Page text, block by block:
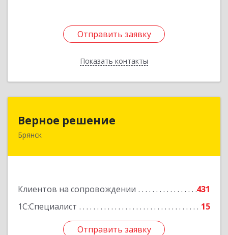
Отправить заявку
Показать контакты
Отправить заявку
Назад
Верное решение
Брянск
Клиентов на сопровождении
431
1С:Специалист
15
Отправить заявку
241035, Брянская обл, Брянск г, Ульянова ул,
Отправить заявку